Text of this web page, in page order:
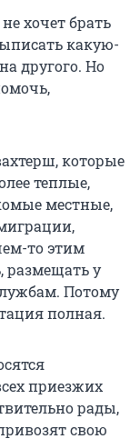
хочет брать
какую-
другого. Но
которые
теплые,
местные,
то этим
у
Потому
полная.
приезжих
рады,
свою